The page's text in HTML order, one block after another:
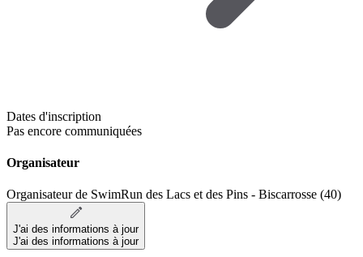
Dates d'inscription
Pas encore communiquées
Organisateur
Organisateur de SwimRun des Lacs et des Pins - Biscarrosse (40)
J'ai des informations à jour
J'ai des informations à jour